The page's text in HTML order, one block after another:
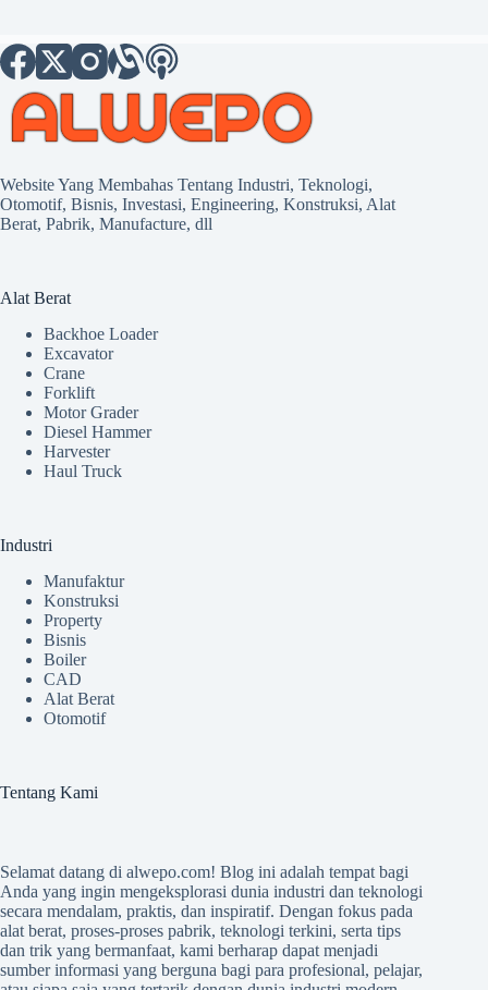
Website Yang Membahas Tentang Industri, Teknologi,
Otomotif, Bisnis, Investasi, Engineering, Konstruksi, Alat
Berat, Pabrik, Manufacture, dll
Alat Berat
Backhoe Loader
Excavator
Crane
Forklift
Motor Grader
Diesel Hammer
Harvester
Haul Truck
Industri
Manufaktur
Konstruksi
Property
Bisnis
Boiler
CAD
Alat Berat
Otomotif
Tentang Kami
Selamat datang di alwepo.com! Blog ini adalah tempat bagi
Anda yang ingin mengeksplorasi dunia industri dan teknologi
secara mendalam, praktis, dan inspiratif. Dengan fokus pada
alat berat, proses-proses pabrik, teknologi terkini, serta tips
dan trik yang bermanfaat, kami berharap dapat menjadi
sumber informasi yang berguna bagi para profesional, pelajar,